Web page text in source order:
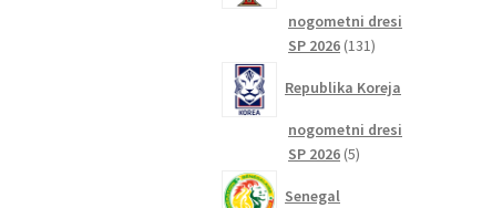
nogometni dresi
SP 2026 131131
Republika Koreja
nogometni dresi
SP 2026 55
Senegal